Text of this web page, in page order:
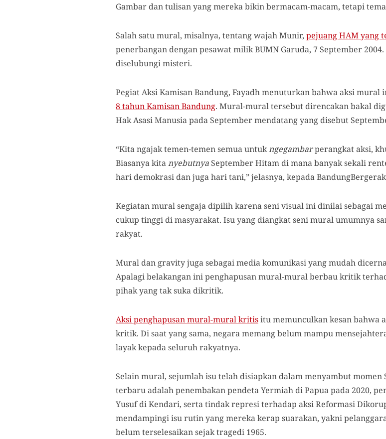
Gambar dan tulisan yang mereka bikin bermacam-macam, tetapi
Salah satu mural, misalnya, tentang wajah Munir, pejuang HAM yang
penerbangan dengan pesawat milik BUMN Garuda, 7 September
diselubungi misteri.
Pegiat Aksi Kamisan Bandung, Fayadh menuturkan bahwa aksi
8 tahun Kamisan Bandung. Mural-mural tersebut direncakan bakal
Hak Asasi Manusia pada September mendatang yang disebut
“Kita ngajak temen-temen semua untukngegambarperangkat aksi,
Biasanya kitanyebutnya September Hitam di mana banyak sekali
hari demokrasi dan juga hari tani,” jelasnya, kepada
Kegiatan mural sengaja dipilih karena seni visual ini dinilai sebagai
cukup tinggi di masyarakat. Isu yang diangkat seni mural umumnya
rakyat.
Mural dan gravity juga sebagai media komunikasi yang mudah
Apalagi belakangan ini penghapusan mural-mural berbau kritik
pihak yang tak suka dikritik.
Aksi penghapusan mural-mural kritisitu memunculkan kesan bahwa
kritik. Di saat yang sama, negara memang belum mampu
layak kepada seluruh rakyatnya.
Selain mural, sejumlah isu telah disiapkan dalam menyambut
terbaru adalah penembakan pendeta Yermiah di Papua pada 2020,
Yusuf di Kendari, serta tindak represi terhadap aksi Reformasi
mendampingi isu rutin yang mereka kerap suarakan, yakni
belum terselesaikan sejak tragedi 1965.